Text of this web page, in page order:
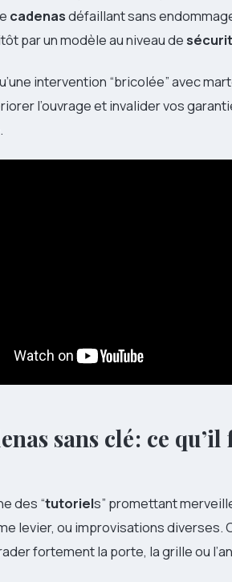
cadenasdéfaillant sans
par un modèle au niveau de
intervention “bricolée” avec
l’ouvrage et invalider vos
sans clé : ce
des “tutoriels” promettant
levier, ou improvisations diverses.
fortement la porte, la grille ou